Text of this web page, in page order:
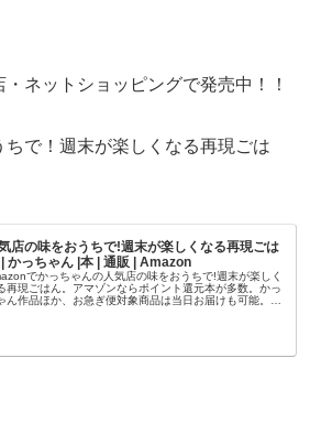
ネットショッピングで発売中！！
で！週末が楽しくなる再現ごは
店の味をおうちで!週末が楽しくなる再現ごは
| かっちゃん |本 | 通販 | Amazon
でかっちゃんの人気店の味をおうちで!週末が楽しく
再現ごはん。アマゾンならポイント還元本が多数。かっ
ん作品ほか、お急ぎ便対象商品は当日お届けも可能。ま